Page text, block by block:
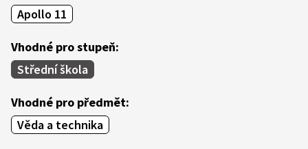
Apollo 11
Vhodné pro stupeň:
Střední škola
Vhodné pro předmět:
Věda a technika